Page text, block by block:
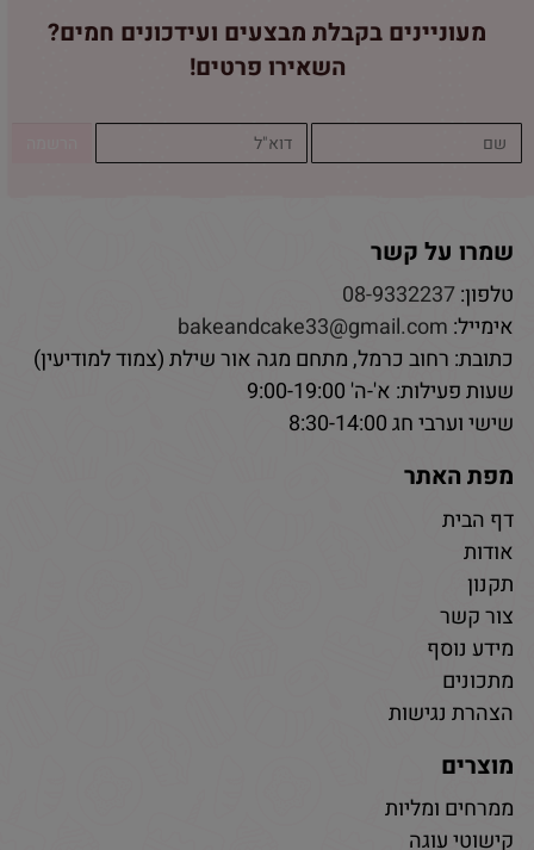
מעוניינים בקבלת מבצעים ועידכונים חמים?
השאירו פרטים!
שמרו על קשר
טלפון:08-9332237
אימייל: bakeandcake33@gmail.com
כתובת: רחוב כרמל, מתחם מגה אור שילת (צמוד למודיעין)
שעות פעילות: א'-ה' 9:00-19:00
שישי וערבי חג 8:30-14:00
מפת האתר
דף הבית
אודות
תקנון
צור קשר
מידע נוסף
מתכונים
הצהרת נגישות
מוצרים
ממרחים ומליות
קישוטי עוגה